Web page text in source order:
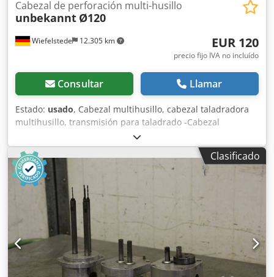
Wiefelstede 12.305 km
Cabezal de perforación multi-husillo
unbekannt Ø120
EUR 120
precio fijo IVA no incluído
Consultar Llamar
Estado: usado, Cabezal multihusillo, cabezal taladradora
multihusillo, transmisión para taladrado -Cabezal
multihusillo -Husillos: 7 -Portaherramientas: Ø 20 x 30 mm
-Cantidad: 2 brocas instaladas -Dimensiones: Ø 120/290
mm -Peso: 2,2 kg Crsdpfed Nkrwex Agusf
Clasificado